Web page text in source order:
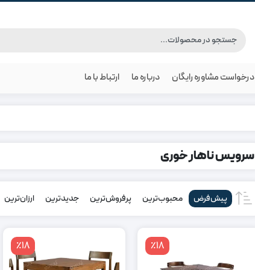
درخواست مشاوره رایگان درباره ما ارتباط با ما
سرویس ناهار خوری
پیش‌فرض محبوب‌ترین پرفروش‌ترین جدیدترین ارزان‌ترین
٪18 ٪18